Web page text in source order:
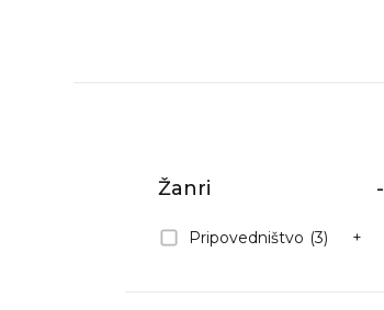
Žanri -
Pripovedništvo (3) +